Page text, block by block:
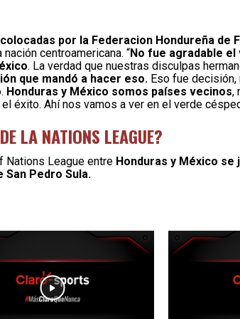
por la Federacion Hondureña de
centroamericana. “No fue agradable
. La verdad que nuestras disculpas
que mandó a hacer eso. Eso fue
Honduras y México somos países vecinos,
éxito. Ahí nos vamos a ver en el verde
LA NATIONS LEAGUE?
Nations League entre Honduras y México
Pedro Sula.